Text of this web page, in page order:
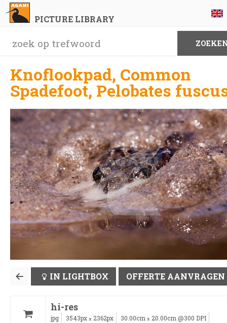
PICTURE LIBRARY
Knoflookpad, Common
Spadefoot, Pelobates
IN LIGHTBOX OFFERTE AANVRAGEN
hi-res
jpg 3543px x 2362px 30.00cm x 20.00cm @300 DPI